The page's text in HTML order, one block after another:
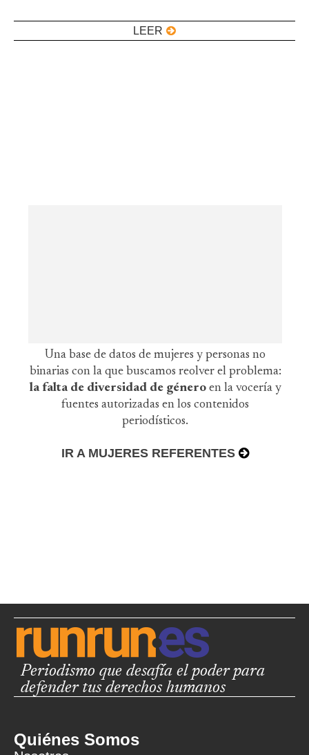
LEER
Una base de datos de mujeres y personas no
binarias con la que buscamos reolver el problema:
la falta de diversidad de género en la vocería y
fuentes autorizadas en los contenidos
periodísticos.
IR A MUJERES REFERENTES
Periodismo que desafía el poder para
defender tus derechos humanos
Quiénes Somos